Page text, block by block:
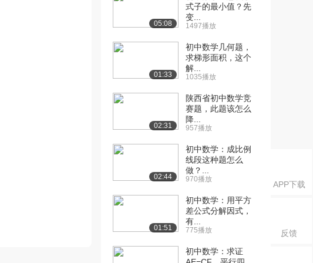
APP下载
反馈
05:08
式子的最小值？先
变...
1497播放
01:33
初中数学几何题，
求梯形面积，这个
解...
1035播放
02:31
陕西省初中数学竞
赛题，此题该怎么
降...
957播放
02:44
初中数学：成比例
线段这种题怎么
做？...
970播放
01:51
初中数学：用平方
差公式分解因式，
有...
775播放
初中数学：求证